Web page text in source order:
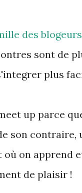
des
sont de
plus
up parce
son contraire,
où on apprend
de plaisir !